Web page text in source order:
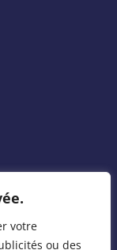
votre
ou des